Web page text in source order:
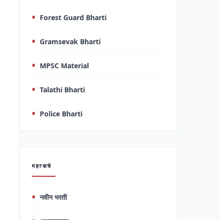
Forest Guard Bharti
Gramsevak Bharti
MPSC Material
Talathi Bharti
Police Bharti
महत्वाचे
नवीन भरती